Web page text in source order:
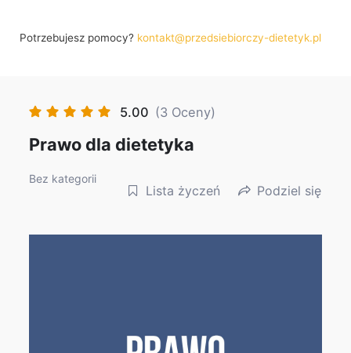
Potrzebujesz pomocy? kontakt@przedsiebiorczy-dietetyk.pl
5.00 (3 Oceny)
Prawo dla dietetyka
Bez kategorii
Lista życzeń Podziel się